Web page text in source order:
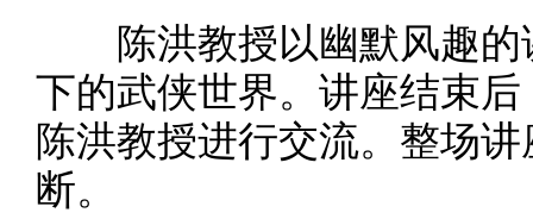
陈洪教授以幽默风趣的
下的武侠世界。讲座结束
陈洪教授进行交流。整场
断。